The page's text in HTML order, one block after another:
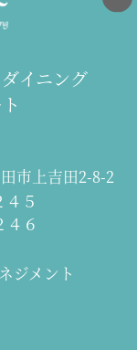
イニング
市上吉田2-8-2
５
６
ジメント